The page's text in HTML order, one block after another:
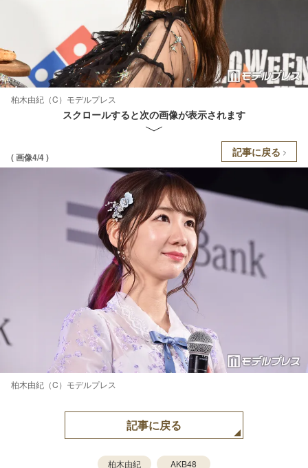
柏木由紀（C）モデルプレス
スクロールすると次の画像が表示されます
( 画像4/4 ) 記事に戻る
柏木由紀（C）モデルプレス
記事に戻る
柏木由紀 AKB48